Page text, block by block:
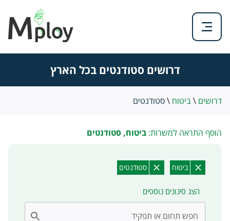
דרושים סטודנטים בכל הארץ
דרושים \ביטוח \סטודנטים
הוסף התראה למשרות: ביטוח, סטודנטים
ביטוח סטודנטים
הצג סינונים נוספים
חפש תחום או תפקיד